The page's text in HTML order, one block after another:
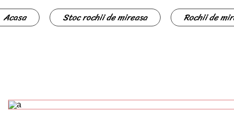
Acasa Stoc rochii de mireasa Rochii de